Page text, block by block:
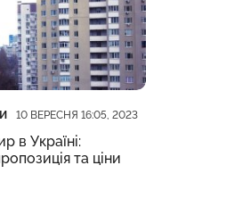
10 ВЕРЕСНЯ 16:05, 2023
в Україні:
та ціни